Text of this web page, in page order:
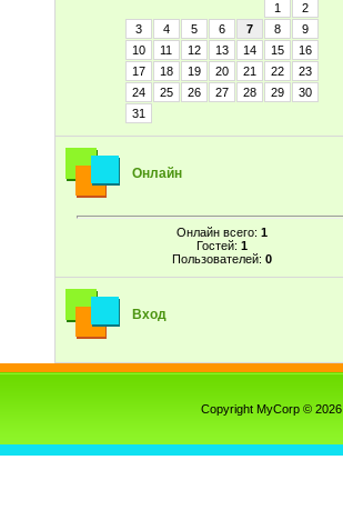
1
2
3
4 5 6 7 8
9
10
11 12 13 14 15
16
17
18 19 20 21 22
23
24
25 26 27 28 29
30
31
Онлайн
Онлайн всего: 1
Гостей: 1
Пользователей: 0
Вход
Copyright MyCorp © 2026